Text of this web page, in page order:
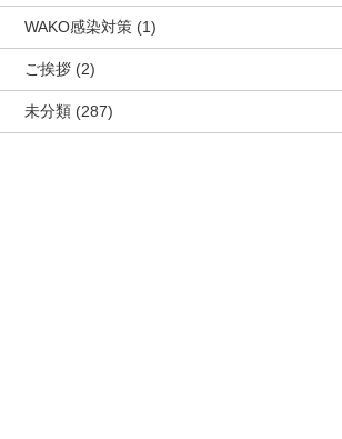
WAKO感染対策 (1)
ご挨拶 (2)
未分類 (287)